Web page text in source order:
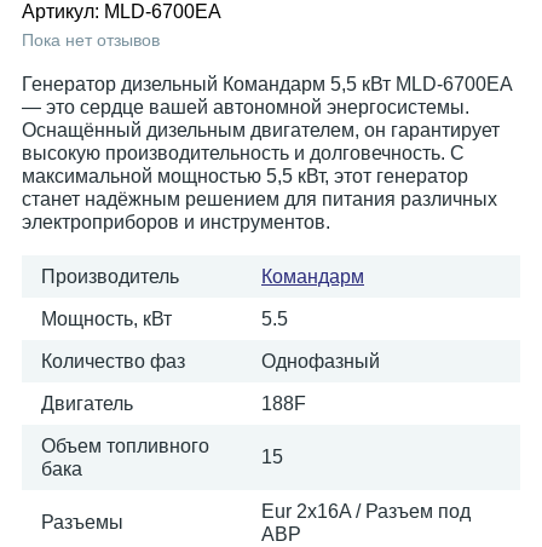
Артикул: MLD-6700EA
Пока нет отзывов
Генератор дизельный Командарм 5,5 кВт MLD-6700EA
— это сердце вашей автономной энергосистемы.
Оснащённый дизельным двигателем, он гарантирует
высокую производительность и долговечность. С
максимальной мощностью 5,5 кВт, этот генератор
станет надёжным решением для питания различных
электроприборов и инструментов.
Производитель Командарм
Мощность, кВт 5.5
Количество фаз Однофазный
Двигатель 188F
Объем топливного
бака
15
Разъемы
Eur 2х16A / Разъем под
АВР